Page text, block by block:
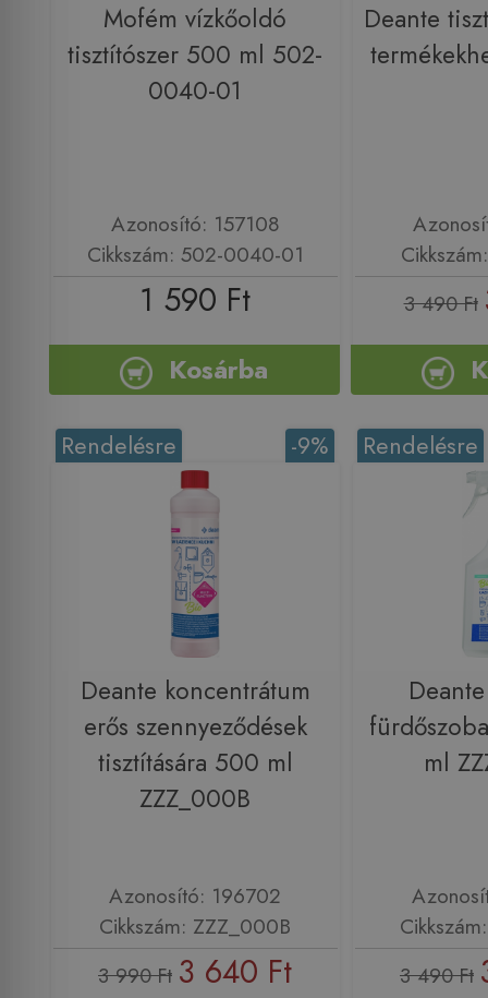
Mofém vízkőoldó
tisztítószer 500 ml 502-
0040-01
Azonosító: 157108
Cikkszám: 502-0040-01
1 590 Ft
Kosárba
Deante
3 490 Ft
-9%
Rendelésre
Deante koncentrátum
erős szennyeződések
tisztítására 500 ml
ZZZ_000B
Azonosító: 196702
Cikkszám: ZZZ_000B
3 990 Ft 3 640 Ft
Rendelésre
ml
3 490 Ft